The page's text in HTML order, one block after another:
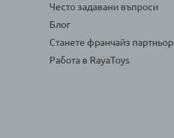
Често задавани въпроси
Блог
Станете франчайз партньор
Работа в RayaToys